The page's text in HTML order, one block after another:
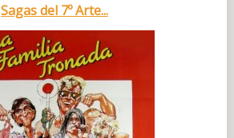
Sagas del 7º Arte...